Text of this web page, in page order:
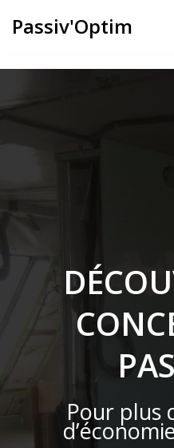
Passiv'Optim
Pour plus